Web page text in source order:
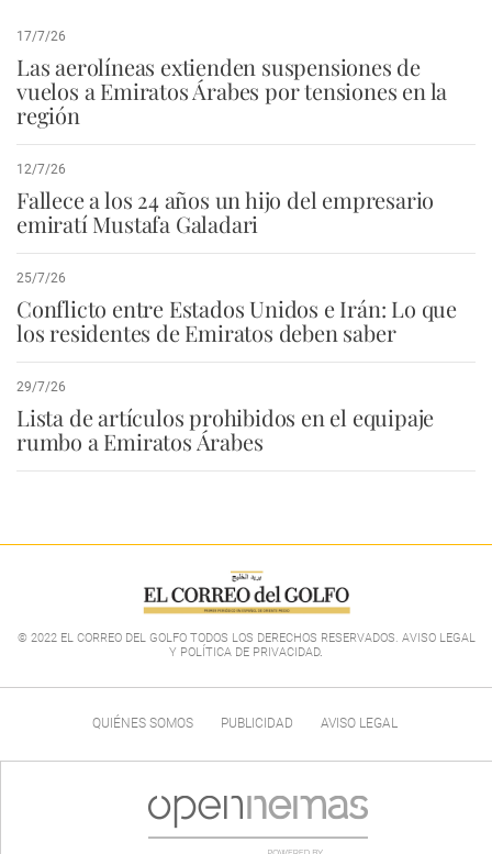
17/7/26
Las aerolíneas extienden suspensiones de
vuelos a Emiratos Árabes por tensiones en la
región
12/7/26
Fallece a los 24 años un hijo del empresario
emiratí Mustafa Galadari
25/7/26
Conflicto entre Estados Unidos e Irán: Lo que
los residentes de Emiratos deben saber
29/7/26
Lista de artículos prohibidos en el equipaje
rumbo a Emiratos Árabes
© 2022 EL CORREO DEL GOLFO TODOS LOS DERECHOS RESERVADOS. AVISO LEGAL
Y POLÍTICA DE PRIVACIDAD.
QUIÉNES SOMOS PUBLICIDAD AVISO LEGAL